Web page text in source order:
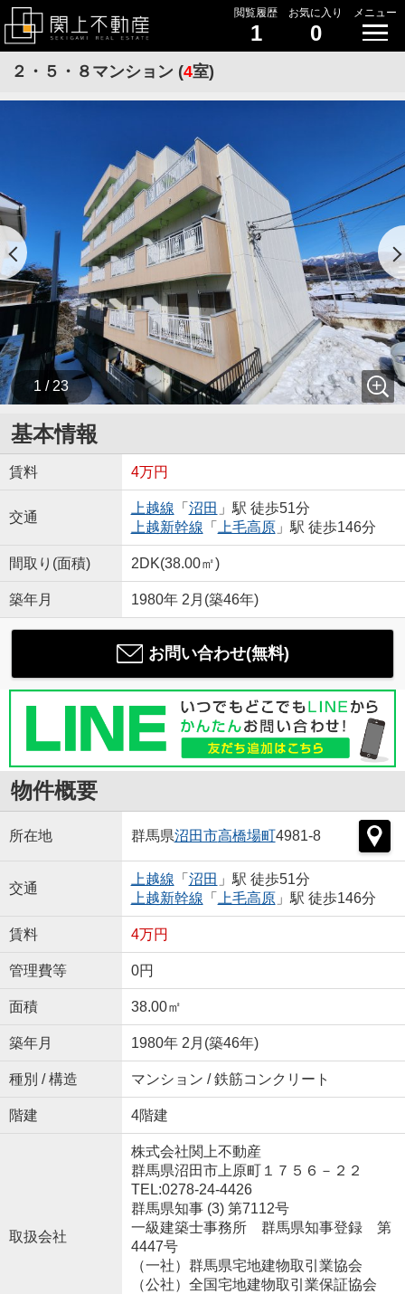
閲覧履歴
1
お気に入り
0
メニュー
２・５・８マンション (4室)
1 / 23
基本情報
賃料 4万円
交通
上越線 「 沼田 」駅 徒歩51分
上越新幹線 「 上毛高原」駅 徒歩146分
間取り(面積) 2DK(38.00㎡)
築年月 1980年 2月(築46年)
お問い合わせ(無料)
物件概要
所在地 群馬県沼田市高橋場町4981-8
交通
上越線 「 沼田 」駅 徒歩51分
上越新幹線 「 上毛高原」駅 徒歩146分
賃料 4万円
管理費等 0円
面積 38.00㎡
築年月 1980年 2月(築46年)
種別 / 構造 マンション / 鉄筋コンクリート
階建 4階建
取扱会社
株式会社関上不動産
群馬県沼田市上原町１７５６－２２
TEL:0278-24-4426
群馬県知事 (3) 第7112号
一級建築士事務所 群馬県知事登録 第
4447号
（一社）群馬県宅地建物取引業協会
（公社）全国宅地建物取引業保証協会